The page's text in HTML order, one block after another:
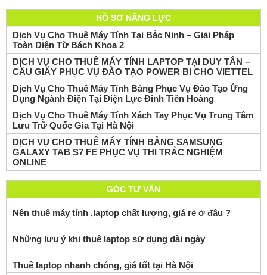
HỒ SƠ NĂNG LỰC
Dịch Vụ Cho Thuê Máy Tính Tại Bắc Ninh – Giải Pháp
Toàn Diện Từ Bách Khoa 2
DỊCH VỤ CHO THUÊ MÁY TÍNH LAPTOP TẠI DUY TÂN –
CẦU GIẤY PHỤC VỤ ĐÀO TẠO POWER BI CHO VIETTEL
Dịch Vụ Cho Thuê Máy Tính Bảng Phục Vụ Đào Tạo Ứng
Dụng Ngành Điện Tại Điện Lực Đinh Tiên Hoàng
Dịch Vụ Cho Thuê Máy Tính Xách Tay Phục Vụ Trung Tâm
Lưu Trữ Quốc Gia Tại Hà Nội
DỊCH VỤ CHO THUÊ MÁY TÍNH BẢNG SAMSUNG
GALAXY TAB S7 FE PHỤC VỤ THI TRẮC NGHIỆM
ONLINE
GÓC TƯ VẤN
Nên thuê máy tính ,laptop chất lượng, giá rẻ ở đâu ?
Những lưu ý khi thuê laptop sử dụng dài ngày
Thuê laptop nhanh chóng, giá tốt tại Hà Nội